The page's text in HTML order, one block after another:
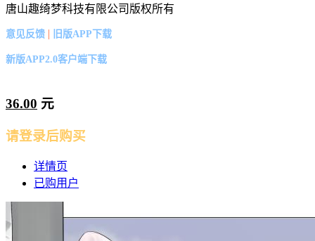
唐山趣绮梦科技有限公司版权所有
意见反馈 | 旧版APP下载
新版APP2.0客户端下载
36.00 元
请登录后购买
详情页
已购用户